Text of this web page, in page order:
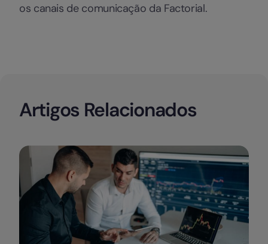
os canais de comunicação da Factorial.
Artigos Relacionados